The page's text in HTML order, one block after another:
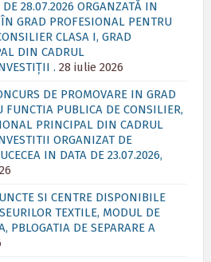
28.07.2026 ORGANZATĂ IN
GRAD PROFESIONAL PENTRU
CLASA I, GRAD
DIN CADRUL
. 28 iulie 2026
DE PROMOVARE IN GRAD
FUNCTIA PUBLICA DE CONSILIER,
PRINCIPAL DIN CADRUL
ORGANIZAT DE
IN DATA DE 23.07.2026,
SI CENTRE DISPONIBILE
TEXTILE, MODUL DE
PBLOGATIA DE SEPARARE A